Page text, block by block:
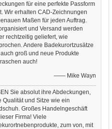
für eine perfekte Passform
Wir erhalten CAD-Zeichnungen
Maßen für jeden Auftrag.
und Versand werden
rechtzeitig geliefert, wie
Andere Badekurortzusätze
groß und neue Produkte
auch!
—— Mike Wayn
Sie absolut ihre Abdeckungen,
Qualität und Sitze wie ein
Großes Handelngeschäft
Firma! Viele
zum von, mit